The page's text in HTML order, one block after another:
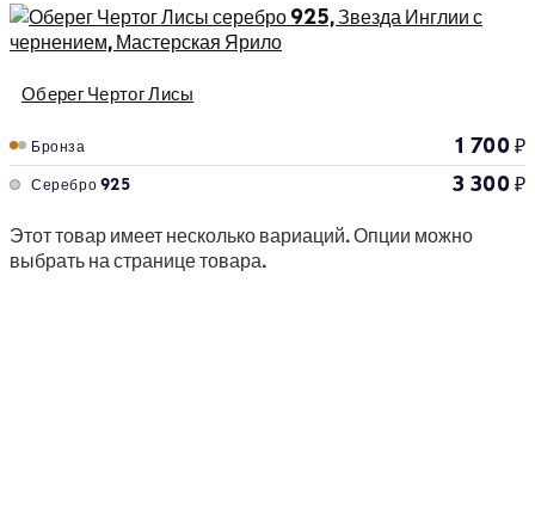
Оберег Чертог Лисы
Бронза 1 700₽
Серебро 925 3 300₽
Этот товар имеет несколько вариаций. Опции можно
выбрать на странице товара.